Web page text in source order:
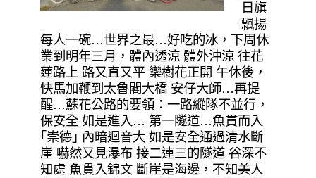
日旗
飄揚
每人一碗…世界之最…好吃的冰，下周休
業到明年三月，體內透涼 體外沖涼 往花
蓮路上 路又直又平 欒樹花正開 午休後，
快馬加鞭到太魯閣大橋 安仔大師…再提
醒…蘇花公路的要領：一路縱隊不並行，
保安全 如是進入… 第一隧道…魚貫而入
｢崇德｣ 內暗迴音大 如是安全通過清水斷
崖 嚇然又見瀑布 接二連三的隧道 谷深不
知處 魚貫入錦文 斷崖是海邊，不知美人